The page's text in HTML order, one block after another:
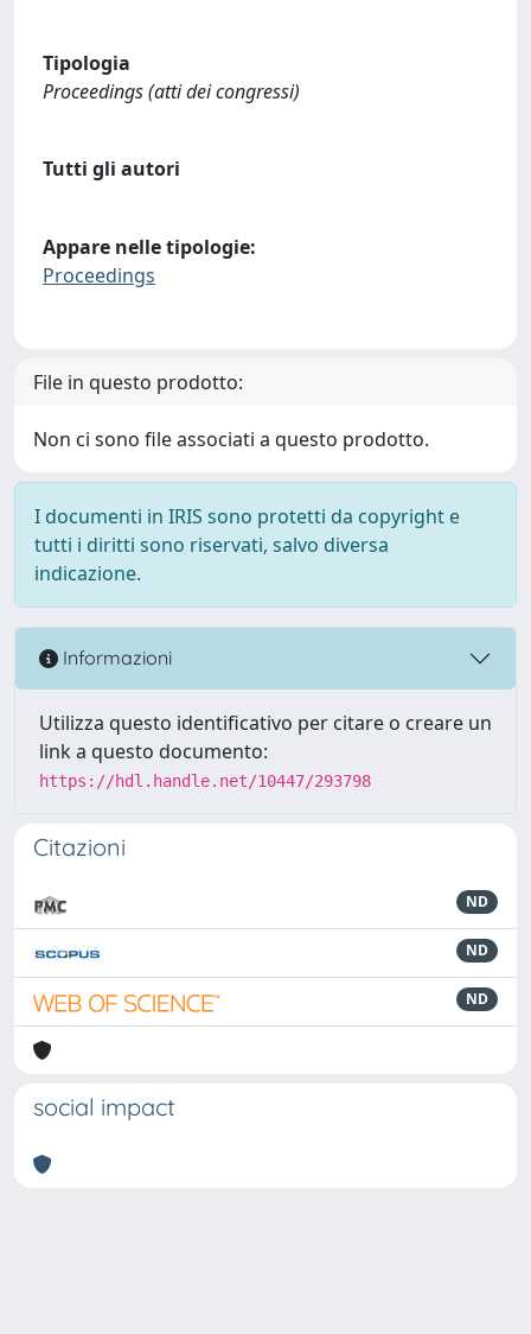
Tipologia
Proceedings (atti dei congressi)
Tutti gli autori
Appare nelle tipologie:
Proceedings
File in questo prodotto:
Non ci sono file associati a questo prodotto.
I documenti in IRIS sono protetti da copyright e
tutti i diritti sono riservati, salvo diversa
indicazione.
Informazioni
Utilizza questo identificativo per citare o creare un
link a questo documento:
https://hdl.handle.net/10447/293798
Citazioni
ND
ND
ND
social impact